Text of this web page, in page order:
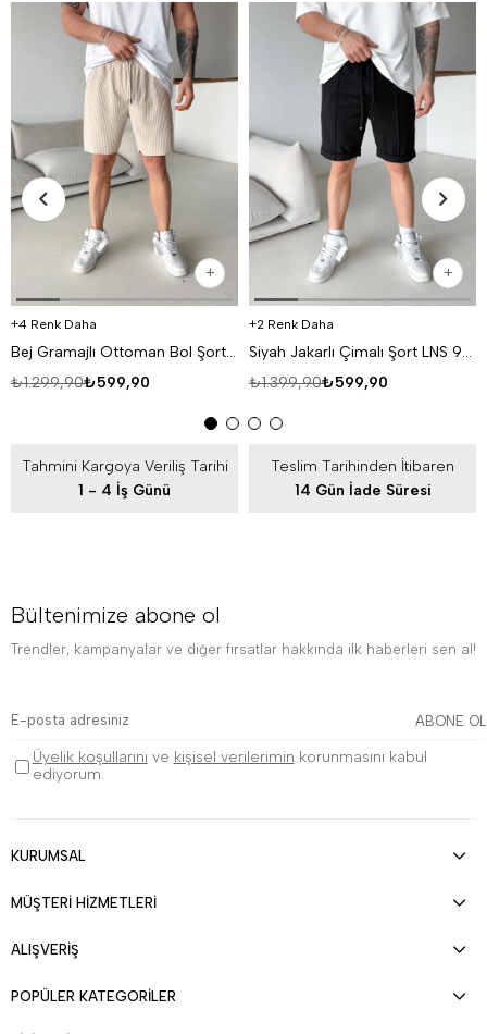
4 Renk Daha
Bej Gramajlı Ottoman Bol Şort 93093 LNS
₺599,90
₺1.299,90
2 Renk Daha
Siyah Jakarlı Çimalı Şort LNS 93056
₺599,90
₺1.399,90
Tahmini Kargoya Veriliş Tarihi
1 - 4 İş Günü
Teslim Tarihinden İtibaren
14 Gün İade Süresi
Bültenimize abone ol
Trendler, kampanyalar ve diğer fırsatlar hakkında ilk haberleri sen al!
ABONE OL
Üyelik koşullarını ve kişisel verilerimin korunmasını kabul
ediyorum.
KURUMSAL
MÜŞTERİ HİZMETLERİ
ALIŞVERİŞ
POPÜLER KATEGORİLER